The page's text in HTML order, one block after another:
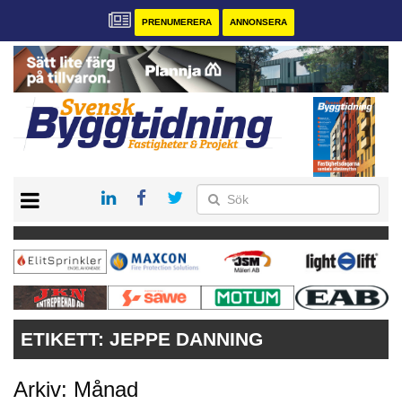
PRENUMERERA ANNONSERA
PRENUMERERA
VÅRA ANDRA MAGASIN
ANNONSERA
KONTAKT
ETIKETT: JEPPE DANNING
Arkiv: Månad